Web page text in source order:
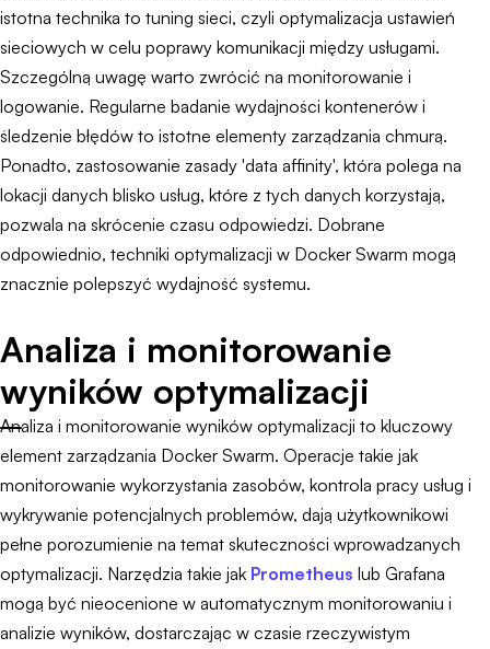
istotna technika to tuning sieci, czyli optymalizacja ustawień
sieciowych w celu poprawy komunikacji między usługami.
Szczególną uwagę warto zwrócić na monitorowanie i
logowanie. Regularne badanie wydajności kontenerów i
śledzenie błędów to istotne elementy zarządzania chmurą.
Ponadto, zastosowanie zasady 'data affinity', która polega na
lokacji danych blisko usług, które z tych danych korzystają,
pozwala na skrócenie czasu odpowiedzi. Dobrane
odpowiednio, techniki optymalizacji w Docker Swarm mogą
znacznie polepszyć wydajność systemu.
Analiza i monitorowanie
wyników optymalizacji
Analiza i monitorowanie wyników optymalizacji to kluczowy
element zarządzania Docker Swarm. Operacje takie jak
monitorowanie wykorzystania zasobów, kontrola pracy usług i
wykrywanie potencjalnych problemów, dają użytkownikowi
pełne porozumienie na temat skuteczności wprowadzanych
optymalizacji. Narzędzia takie jak Prometheus lub Grafana
mogą być nieocenione w automatycznym monitorowaniu i
analizie wyników, dostarczając w czasie rzeczywistym